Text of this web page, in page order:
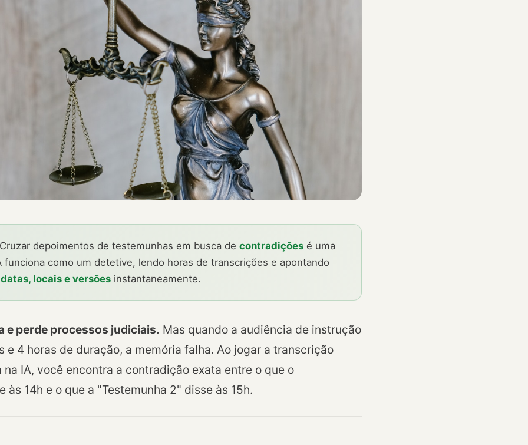
Cruzar depoimentos de testemunhas em busca de contradições é uma
funciona como um detetive, lendo horas de transcrições e apontando
locais e versões instantaneamente.
e perde processos judiciais. Mas quando a audiência de instrução
e 4 horas de duração, a memória falha. Ao jogar a transcrição
IA, você encontra a contradição exata entre o que o
às 14h e o que a "Testemunha 2" disse às 15h.